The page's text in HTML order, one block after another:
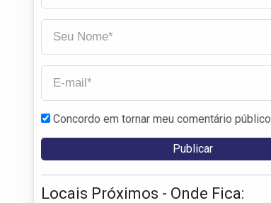
Concordo em tornar meu comentário público
Locais Próximos - Onde Fica: